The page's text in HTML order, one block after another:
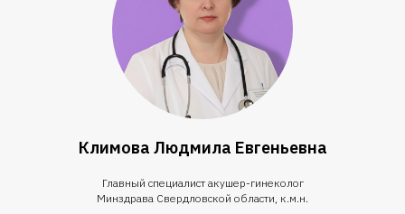
Климова Людмила Евгеньевна
Главный специалист акушер-гинеколог
Минздрава Свердловской области, к.м.н.